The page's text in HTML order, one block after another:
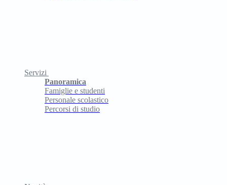
Servizi
Panoramica
Famiglie e studenti
Personale scolastico
Percorsi di studio